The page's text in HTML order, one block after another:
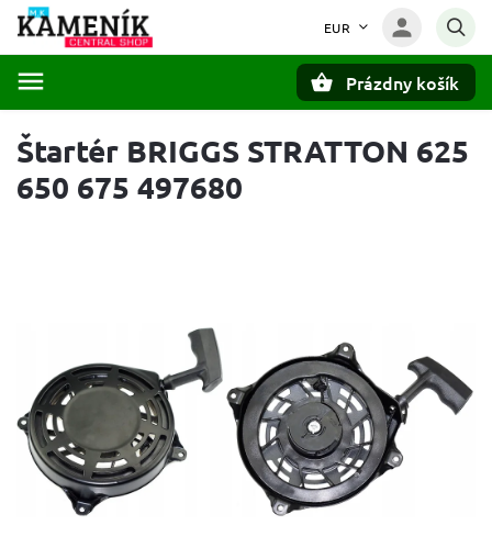
EUR
Prázdny košík
Štartér BRIGGS STRATTON 625
650 675 497680